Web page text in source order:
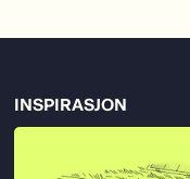
INSPIRASJON